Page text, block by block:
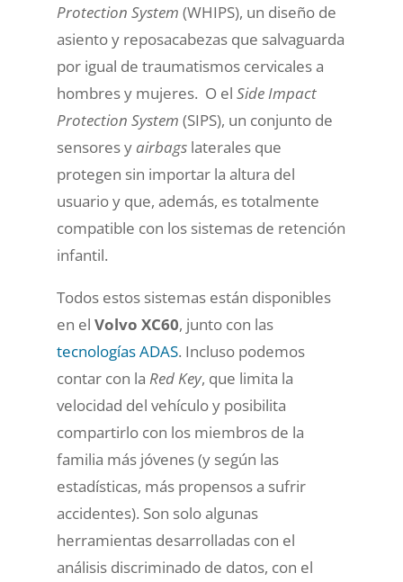
Protection System (WHIPS), un diseño de
asiento y reposacabezas que salvaguarda
por igual de traumatismos cervicales a
hombres y mujeres. O el Side Impact
Protection System (SIPS), un conjunto de
sensores y airbags laterales que
protegen sin importar la altura del
usuario y que, además, es totalmente
compatible con los sistemas de retención
infantil.
Todos estos sistemas están disponibles
en el Volvo XC60, junto con las
tecnologías ADAS. Incluso podemos
contar con la Red Key, que limita la
velocidad del vehículo y posibilita
compartirlo con los miembros de la
familia más jóvenes (y según las
estadísticas, más propensos a sufrir
accidentes). Son solo algunas
herramientas desarrolladas con el
análisis discriminado de datos, con el